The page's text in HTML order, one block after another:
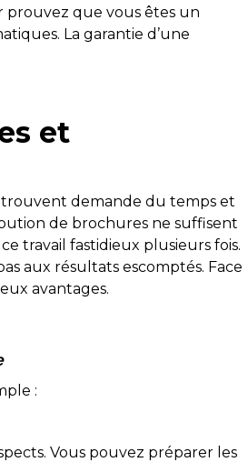
que vous êtes un
La garantie d’une
et
trouvent demande du temps et
de brochures ne suffisent
travail fastidieux plusieurs fois.
aux résultats escomptés. Face
avantages.
:
Vous pouvez préparer les